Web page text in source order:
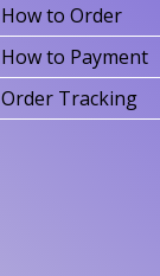
How to Order
How to Payment
Order Tracking